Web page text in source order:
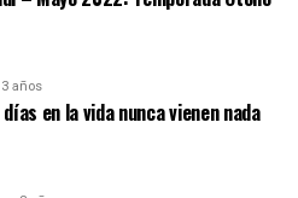
años
en la vida nunca vienen nada